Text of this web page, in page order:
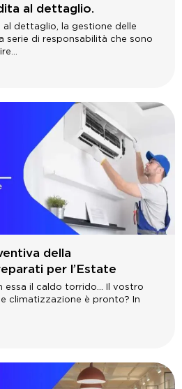
al dettaglio.
dettaglio, la gestione delle
serie di responsabilità che sono
della
per l’Estate
essa il caldo torrido… Il vostro
climatizzazione è pronto? In